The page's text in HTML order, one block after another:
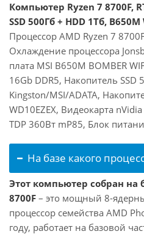
Компьютер Ryzen 7 8700F,
SSD 500Гб + HDD 1Тб, B650M
Процессор AMD Ryzen 7
Охлаждение процессора
плата MSI B650M BOMBER
16Gb DDR5, Накопитель SSD
Kingston/MSI/ADATA,
WD10EZEX, Видеокарта
TDP 360Вт mP85, Блок
На базе какого
Этот компьютер собран на
8700F – это мощный 8-
процессор семейства AMD
году, работает на базовой